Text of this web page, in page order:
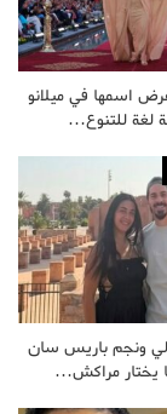
اسمها في ميلانو
لغة للتنوع…
ونجم باريس سان
يختار مراكش…